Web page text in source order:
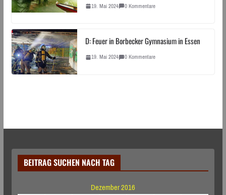
19. Mai 2024 0 Kommentare
D: Feuer in Borbecker Gymnasium in Essen
19. Mai 2024 0 Kommentare
BEITRAG SUCHEN NACH TAG
Dezember 2016